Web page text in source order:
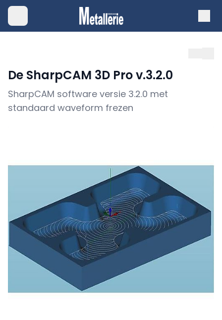
De SharpCAM 3D Pro v.3.2.0
SharpCAM software versie 3.2.0 met
standaard waveform frezen